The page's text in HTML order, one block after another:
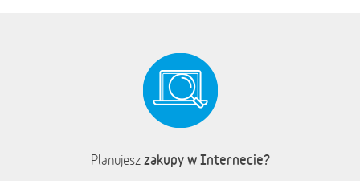
Planujesz zakupy w Internecie?